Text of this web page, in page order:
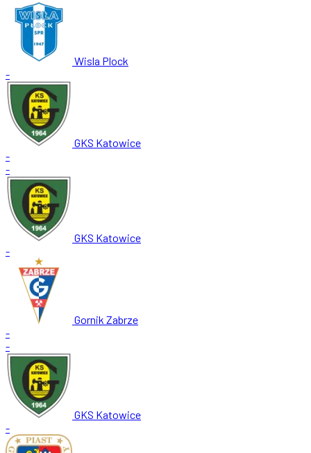
Wisla Plock
-
GKS Katowice
-
-
GKS Katowice
-
Gornik Zabrze
-
-
GKS Katowice
-